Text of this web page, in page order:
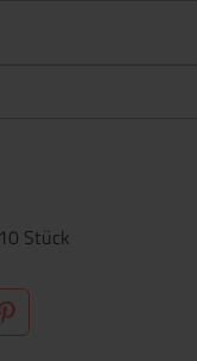
Stück
Pinterest